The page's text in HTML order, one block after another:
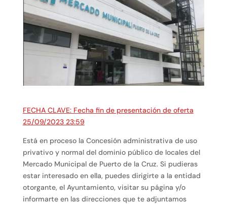
FECHA CLAVE: Fecha fin de presentación de oferta
25/09/2023 23:59
Está en proceso la Concesión administrativa de uso
privativo y normal del dominio público de locales del
Mercado Municipal de Puerto de la Cruz. Si pudieras
estar interesado en ella, puedes dirigirte a la entidad
otorgante, el Ayuntamiento, visitar su página y/o
informarte en las direcciones que te adjuntamos